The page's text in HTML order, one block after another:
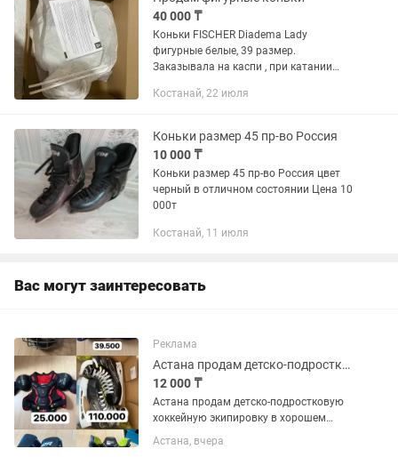
40 000 ₸
Коньки FISCHER Diadema Lady
фигурные белые, 39 размер.
Заказывала на каспи , при катании
отказывается принимать обратно, так
Костанай, 22 июля
Коньки размер 45 пр-во Россия
10 000 ₸
Коньки размер 45 пр-во Россия цвет
черный в отличном состоянии Цена 10
000т
Костанай, 11 июля
Вас могут заинтересовать
Реклама
Астана продам детско-подростковую хоккейную экипировку в хорошем состоянии.
12 000 ₸
Астана продам детско-подростковую
хоккейную экипировку в хорошем
состоянии. 1. Комплект Пользовался
один сезон. Все в отличном состоянии.
Астана, вчера